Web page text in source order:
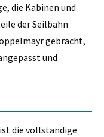
die Kabinen und
der Seilbahn
gebracht,
und
die vollständige